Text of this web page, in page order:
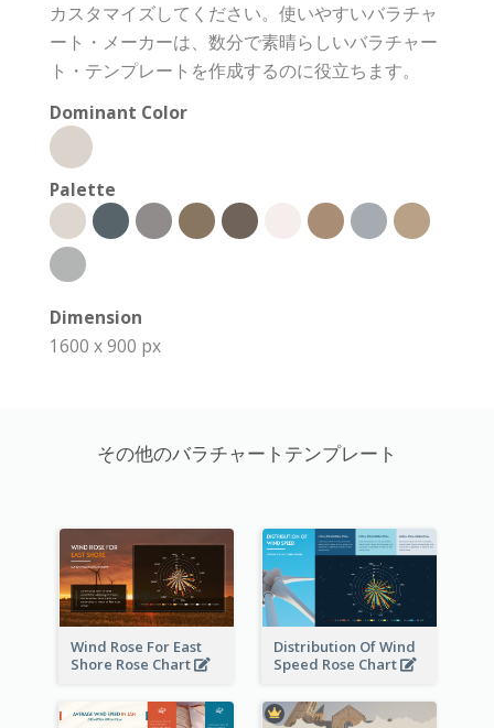
カスタマイズしてください。使いやすいバラチャ
ート・メーカーは、数分で素晴らしいバラチャー
ト・テンプレートを作成するのに役立ちます。
Dominant Color
Palette
Dimension
1600 x 900 px
その他のバラチャートテンプレート
Wind Rose For East
Shore Rose Chart
Distribution Of Wind
Speed Rose Chart